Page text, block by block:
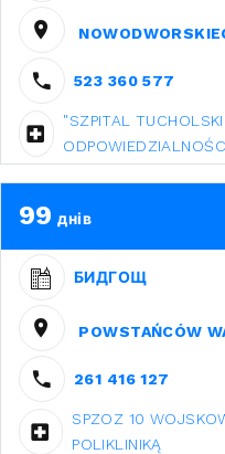
523 360 577
"SZPITAL
99 днів
БИДГОЩ
POWSTAŃCÓW
261 416 127
SPZOZ 10
POLIKLINIKĄ